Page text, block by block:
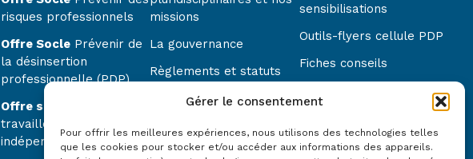
Gérer le consentement
Pour offrir les meilleures expériences, nous utilisons des technologies telles
que les cookies pour stocker et/ou accéder aux informations des appareils.
risques professionnels
Offre SoclePrévenir de
la désinsertion
professionnelle (PDP)
Offre spécifique
travailleurs
indépendants
missions
La gouvernance
Règlements et statuts
Nos centres
Nous contacter
Notre démarche qualité
sensibilisations
Outils-flyers cellule PDP
Fiches conseils
Modules e-learning